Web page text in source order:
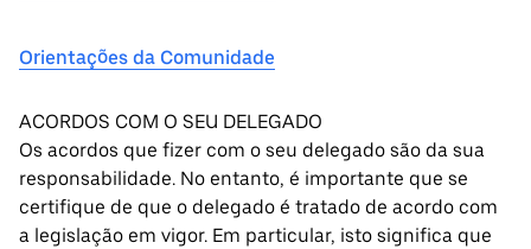
Orientações da Comunidade
ACORDOS COM O SEU DELEGADO
Os acordos que fizer com o seu delegado são da sua
responsabilidade. No entanto, é importante que se
certifique de que o delegado é tratado de acordo com
a legislação em vigor. Em particular, isto significa que